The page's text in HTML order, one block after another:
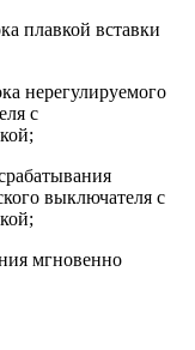
плавкой вставки
нерегулируемого
с
выключателя с
мгновенно